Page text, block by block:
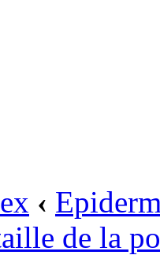
‹
de la